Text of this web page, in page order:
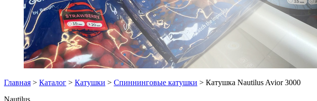
Главная > Каталог > Катушки > Спиннинговые катушки > Катушка Nautilus Avior 3000
Nautilus